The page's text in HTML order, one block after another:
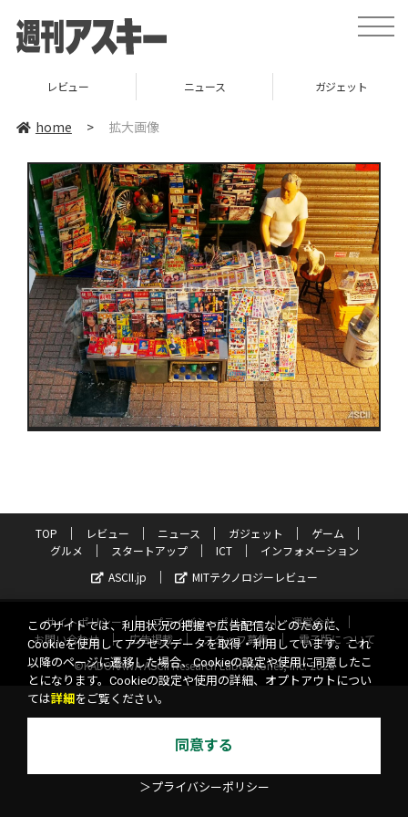
toggle
レビュー ニュース ガジェット
home > 拡大画像
TOP レビュー ニュース ガジェット
ゲーム
グルメ
スタートアップ ICT
インフォメーション
ASCII.jp
MITテクノロジーレビュー
サイトポリシー プライバシーポリシー
運営会社
お問い合わせ
広告掲載 スタッフ募集
電子版について
©KADOKAWA ASCII Research Laboratories, Inc. 2026
このサイトでは、利用状況の把握や広告配信などのために、
Cookieを使用してアクセスデータを取得・利用しています。これ
以降のページに遷移した場合、Cookieの設定や使用に同意したこ
とになります。Cookieの設定や使用の詳細、オプトアウトについ
ては詳細 をご覧ください。
同意する
＞プライバシーポリシー